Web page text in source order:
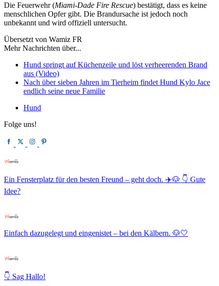
Die Feuerwehr (Miami-Dade Fire Rescue) bestätigt, dass es keine
menschlichen Opfer gibt. Die Brandursache ist jedoch noch
unbekannt und wird offiziell untersucht.
Übersetzt von Wamiz FR
Mehr Nachrichten über...
Hund springt auf Küchenzeile und löst verheerenden Brand
aus (Video)
Nach über sieben Jahren im Tierheim findet Hund Kylo Jace
endlich seine neue Familie
Hund
Folge uns!
Ein Fensterplatz für den besten Freund – geht doch. ✈️🐶 👇 Gute
Idee?
Einfach dazugelegt und eingenistet – bei den Kälbern. 🐶🤍
👇 Sag Hallo!